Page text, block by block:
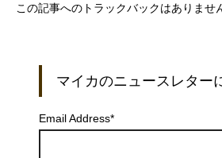
この記事へのトラックバックはありませ
マイカのニュースレター
Email Address*